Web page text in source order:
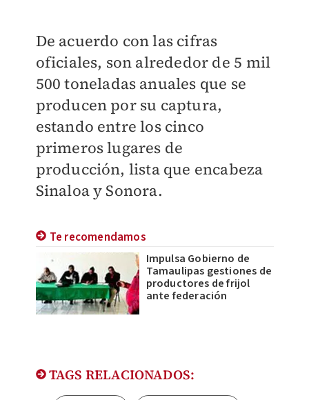
De acuerdo con las cifras
oficiales, son alrededor de 5 mil
500 toneladas anuales que se
producen por su captura,
estando entre los cinco
primeros lugares de
producción, lista que encabeza
Sinaloa y Sonora.
Te recomendamos
Impulsa Gobierno de
Tamaulipas gestiones de
productores de frijol
ante federación
TAGS RELACIONADOS: